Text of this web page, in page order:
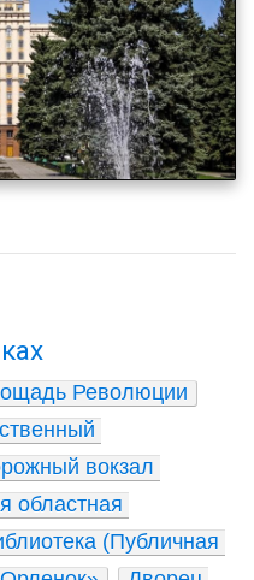
Революции
вокзал
областная
(Публичная